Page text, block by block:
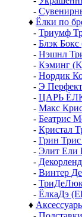
-
♦ Ёлки по
- Триумф
- Блэк
- Нэшнл
- Кэминг
- Нордик
- Э
- ЦАРЬ
- Макс
- Беатрис
- Кристал
- Грин Трис
- Элит Ели
-
- Винтер
-
- ЁлкаДэ
♦